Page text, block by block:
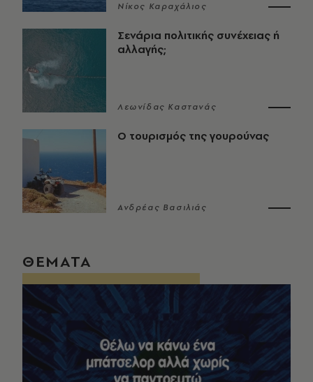
Νίκος Καραχάλιος
Σενάρια πολιτικής συνέχειας ή
αλλαγής;
Λεωνίδας Καστανάς
Ο τουρισμός της γουρούνας
Ανδρέας Βασιλιάς
ΘΕΜΑΤΑ